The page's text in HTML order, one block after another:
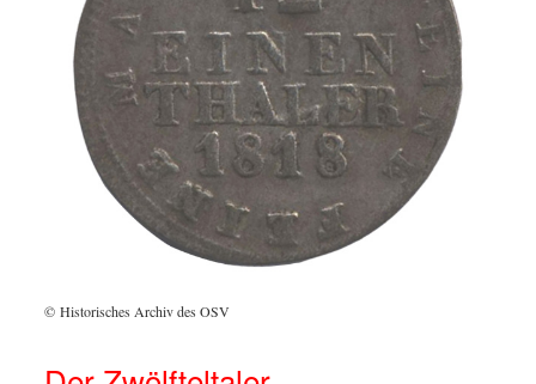
© Historisches Archiv des OSV